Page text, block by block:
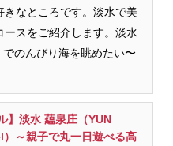
きなところです。淡水で美
ースをご紹介します。淡水
のんびり海を眺めたい〜
】淡水 藴泉庄（YUN
～親子で丸一日遊べる高